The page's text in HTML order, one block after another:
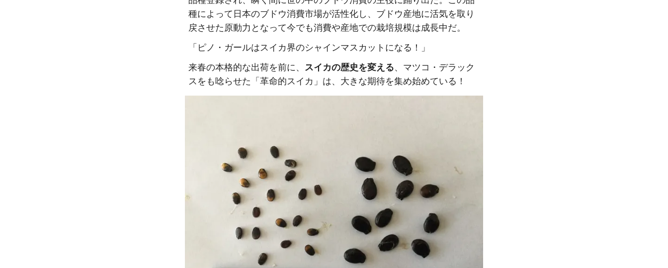
種によって日本のブドウ消費市場が活性化し、ブドウ産地に活気を取り
戻させた原動力となって今でも消費や産地での栽培規模は成長中だ。
「ピノ・ガールはスイカ界のシャインマスカットになる！」
来春の本格的な出荷を前に、 スイカの歴史を変える、マツコ・デラック
スをも唸らせた「革命的スイカ」は、大きな期待を集め始めている！